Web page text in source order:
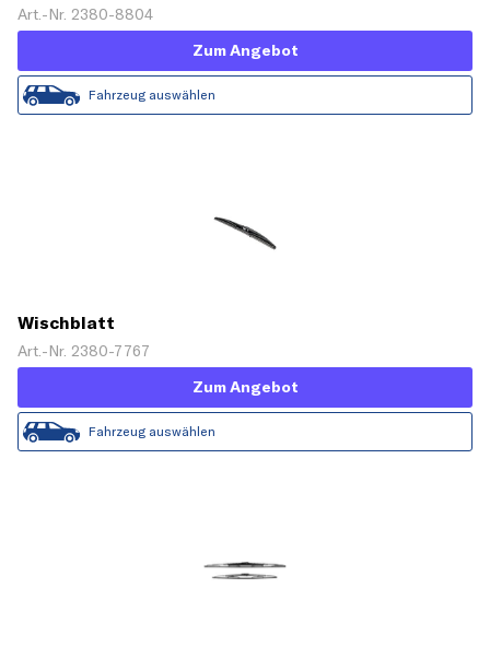
Art.-Nr. 2380-8804
Zum Angebot
Fahrzeug auswählen
Wischblatt
Art.-Nr. 2380-7767
Zum Angebot
Fahrzeug auswählen